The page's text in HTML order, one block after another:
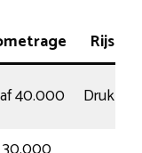
Rijstijl
40.000 Druk